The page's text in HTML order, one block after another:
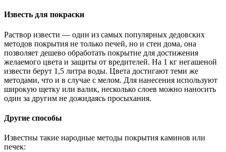
Известь для покраски
Раствор извести — один из самых популярных дедовских
методов покрытия не только печей, но и стен дома, она
позволяет дешево обработать покрытие для достижения
желаемого цвета и защиты от вредителей. На 1 кг негашеной
извести берут 1,5 литра воды. Цвета достигают теми же
методами, что и в случае с мелом. Для нанесения используют
широкую щетку или валик, несколько слоев можно наносить
один за другим не дожидаясь просыхания.
Другие способы
Известны такие народные методы покрытия каминов или
печек: